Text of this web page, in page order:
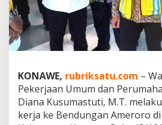
n
P
U
k
e
K
o
KONAWE, rubriksatu.com –
Pekerjaan Umum dan
Diana Kusumastuti, M.T.
kerja ke Bendungan Ameroro